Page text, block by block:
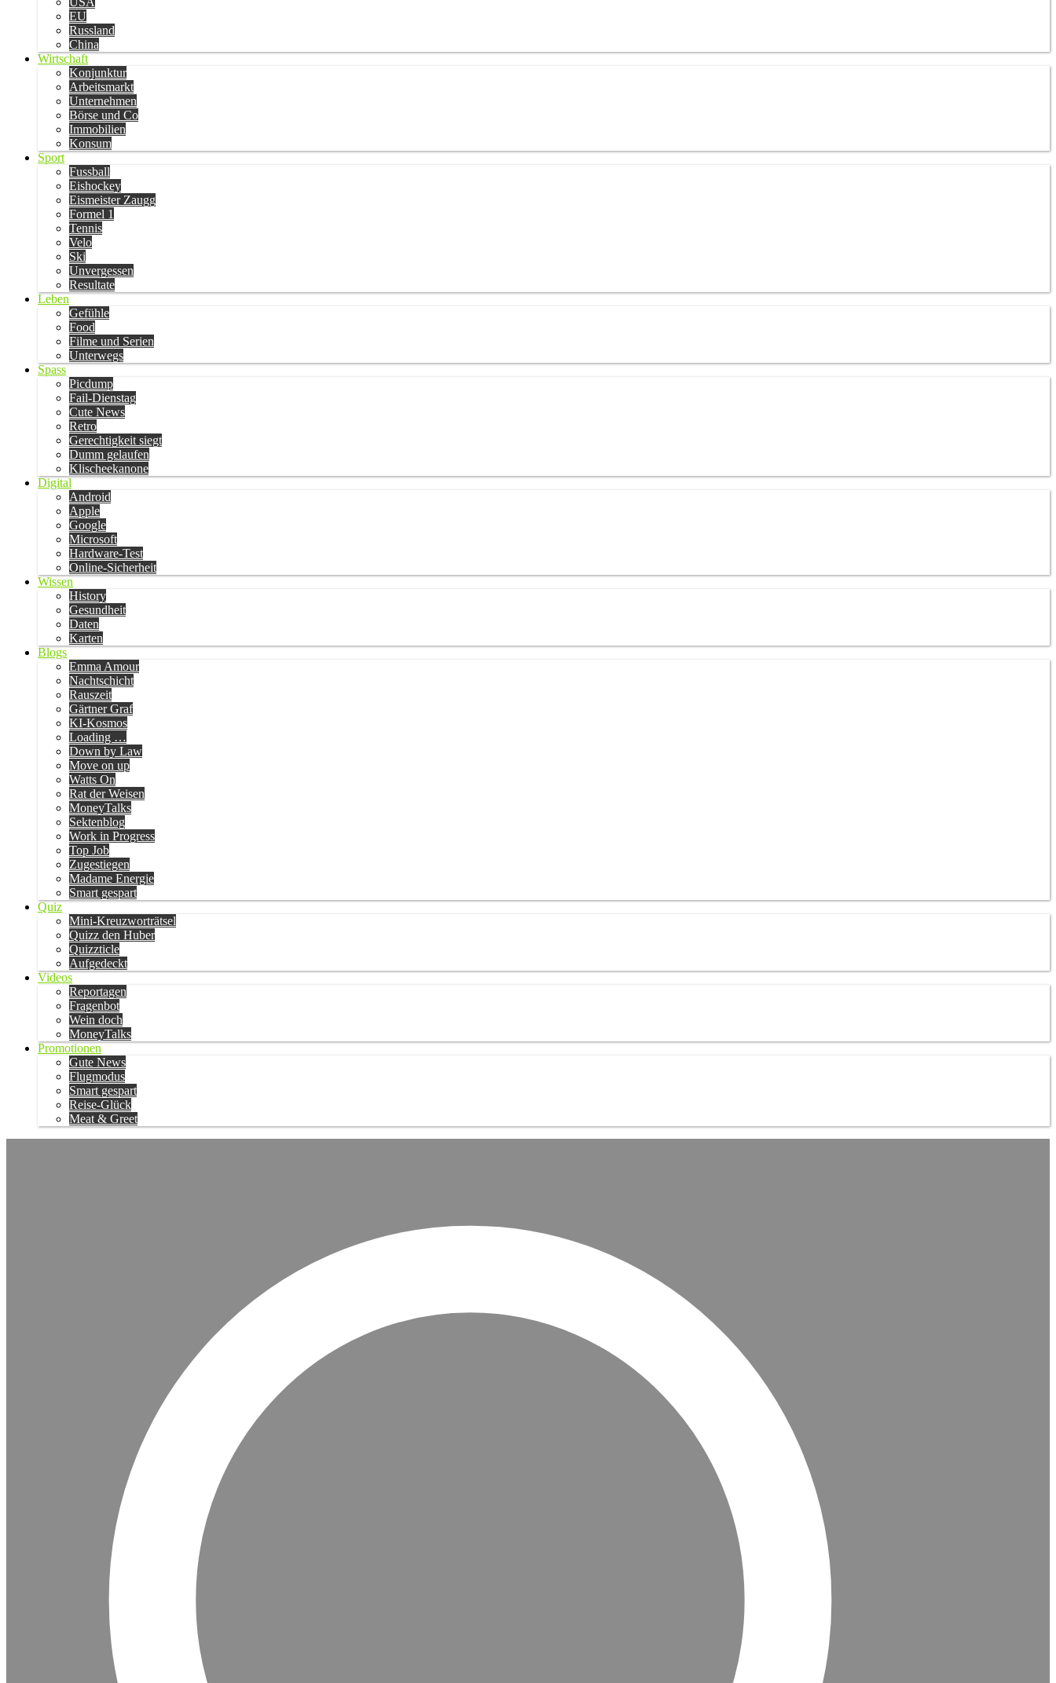
EU
Russland
China
Wirtschaft
Konjunktur
Arbeitsmarkt
Unternehmen
Börse und Co
Immobilien
Konsum
Sport
Fussball
Eishockey
Eismeister Zaugg
Formel 1
Tennis
Velo
Ski
Unvergessen
Resultate
Leben
Gefühle
Food
Filme und Serien
Unterwegs
Spass
Picdump
Fail-Dienstag
Cute News
Retro
Gerechtigkeit siegt
Dumm gelaufen
Klischeekanone
Digital
Android
Apple
Google
Microsoft
Hardware-Test
Online-Sicherheit
Wissen
History
Gesundheit
Daten
Karten
Blogs
Emma Amour
Nachtschicht
Rauszeit
Gärtner Graf
KI-Kosmos
Loading …
Down by Law
Move on up
Watts On
Rat der Weisen
MoneyTalks
Sektenblog
Work in Progress
Top Job
Zugestiegen
Madame Energie
Smart gespart
Quiz
Mini-Kreuzworträtsel
Quizz den Huber
Quizzticle
Aufgedeckt
Videos
Reportagen
Fragenbot
Wein doch
MoneyTalks
Promotionen
Gute News
Flugmodus
Smart gespart
Reise-Glück
Meat & Greet